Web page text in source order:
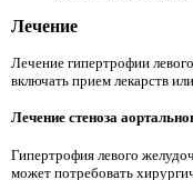
Лечение
Лечение гипертрофии
включать прием лекарств
Лечение стеноза
Гипертрофия левого
может потребовать